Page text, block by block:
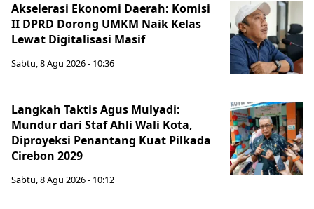
Akselerasi Ekonomi Daerah: Komisi
II DPRD Dorong UMKM Naik Kelas
Lewat Digitalisasi Masif
Sabtu, 8 Agu 2026 - 10:36
Langkah Taktis Agus Mulyadi:
Mundur dari Staf Ahli Wali Kota,
Diproyeksi Penantang Kuat Pilkada
Cirebon 2029
Sabtu, 8 Agu 2026 - 10:12